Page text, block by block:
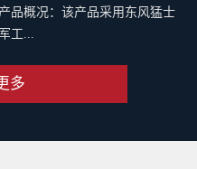
巡检作业车（面议）
产品概况：该产品采用东风猛士
军工...
成车载无人机巡检软硬件系
多